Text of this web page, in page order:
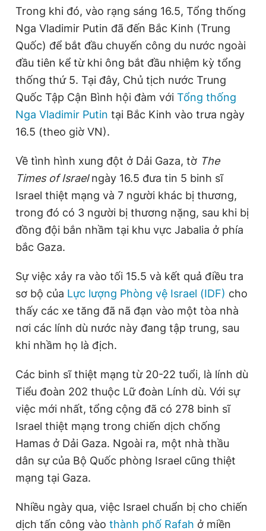
Trong khi đó, vào rạng sáng 16.5, Tổng thống
Nga Vladimir Putin đã đến Bắc Kinh (Trung
Quốc) để bắt đầu chuyến công du nước ngoài
đầu tiên kể từ khi ông bắt đầu nhiệm kỳ tổng
thống thứ 5. Tại đây, Chủ tịch nước Trung
Quốc Tập Cận Bình hội đàm với Tổng thống
Nga Vladimir Putin tại Bắc Kinh vào trưa ngày
16.5 (theo giờ VN).
Về tình hình xung đột ở Dải Gaza, tờ The
Times of Israelngày 16.5 đưa tin 5 binh sĩ
Israel thiệt mạng và 7 người khác bị thương,
trong đó có 3 người bị thương nặng, sau khi bị
đồng đội bắn nhầm tại khu vực Jabalia ở phía
bắc Gaza.
Sự việc xảy ra vào tối 15.5 và kết quả điều tra
sơ bộ của Lực lượng Phòng vệ Israel (IDF) cho
thấy các xe tăng đã nã đạn vào một tòa nhà
nơi các lính dù nước này đang tập trung, sau
khi nhầm họ là địch.
Các binh sĩ thiệt mạng từ 20-22 tuổi, là lính dù
Tiểu đoàn 202 thuộc Lữ đoàn Lính dù. Với sự
việc mới nhất, tổng cộng đã có 278 binh sĩ
Israel thiệt mạng trong chiến dịch chống
Hamas ở Dải Gaza. Ngoài ra, một nhà thầu
dân sự của Bộ Quốc phòng Israel cũng thiệt
mạng tại Gaza.
Nhiều ngày qua, việc Israel chuẩn bị cho chiến
dịch tấn công vào thành phố Rafah ở miền